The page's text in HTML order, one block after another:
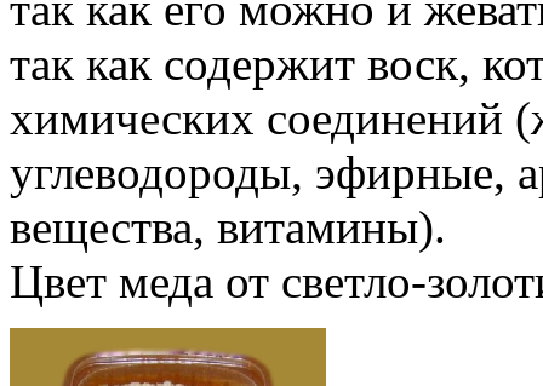
так как содержит воск,
химических соединений
углеводороды, эфирные,
вещества, витамины).
Цвет меда от светло-